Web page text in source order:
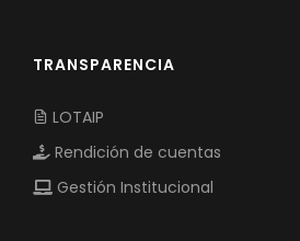
TRANSPARENCIA
LOTAIP
Rendición de cuentas
Gestión Institucional